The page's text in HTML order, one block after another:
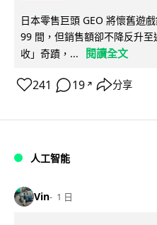
日本零售巨頭 GEO 將懷舊遊
99 間，但銷售額卻不降反升
收」奇蹟，...
閱讀全文
241 19 ↗ 分享
人工智能
Vin 1 日